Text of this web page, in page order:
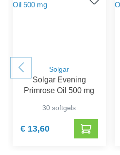
Solgar
Solgar Evening
Primrose Oil 500 mg
30 softgels
€ 13,60